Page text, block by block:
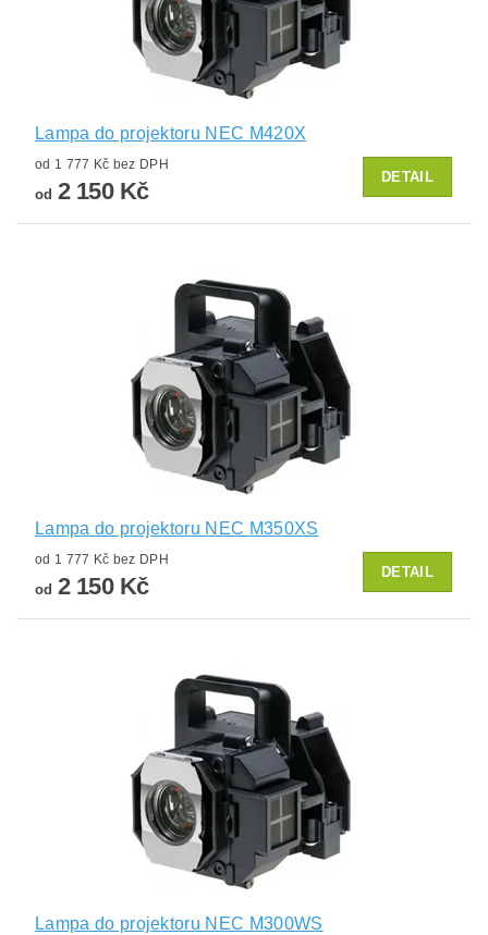
Lampa do projektoru NEC M420X
od 1 777 Kč bez DPH
od 2 150 Kč
DETAIL
Lampa do projektoru NEC M350XS
od 1 777 Kč bez DPH
od 2 150 Kč
DETAIL
Lampa do projektoru NEC M300WS